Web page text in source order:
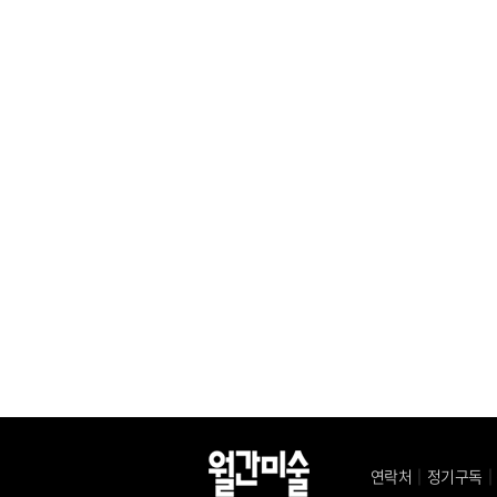
연락처 ｜ 정기구독 ｜